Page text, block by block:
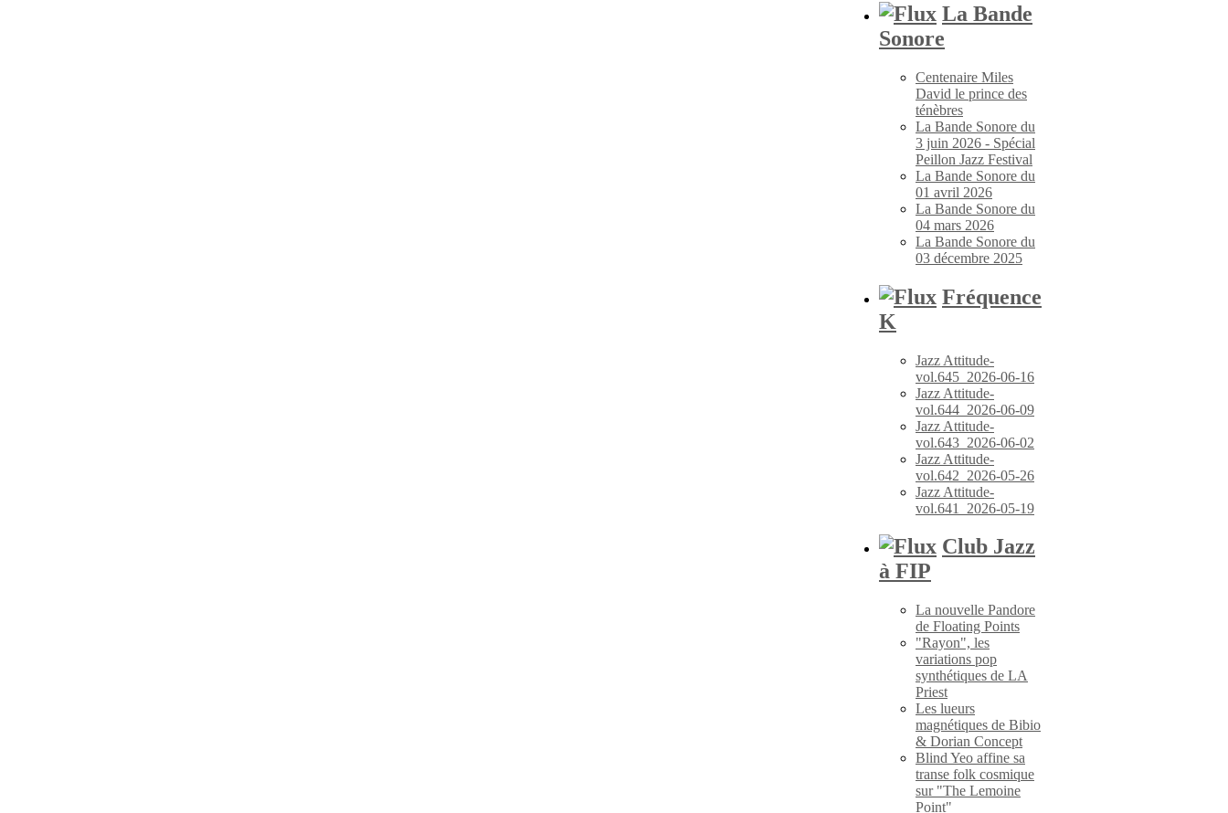
La Bande
Sonore
Centenaire Miles
David le prince des
ténèbres
La Bande Sonore du
3 juin 2026 - Spécial
Peillon Jazz Festival
La Bande Sonore du
01 avril 2026
La Bande Sonore du
04 mars 2026
La Bande Sonore du
03 décembre 2025
Fréquence
K
Jazz Attitude-
vol.645_2026-06-16
Jazz Attitude-
vol.644_2026-06-09
Jazz Attitude-
vol.643_2026-06-02
Jazz Attitude-
vol.642_2026-05-26
Jazz Attitude-
vol.641_2026-05-19
Club Jazz
à FIP
La nouvelle Pandore
de Floating Points
"Rayon", les
variations pop
synthétiques de LA
Priest
Les lueurs
magnétiques de Bibio
& Dorian Concept
Blind Yeo affine sa
transe folk cosmique
sur "The Lemoine
Point"